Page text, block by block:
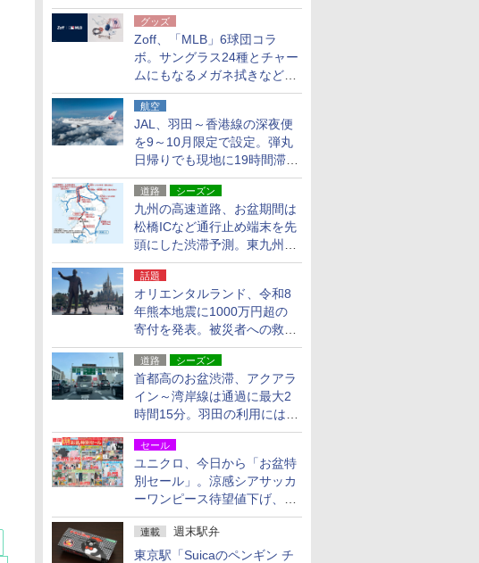
分、えきねっと限定
グッズ
Zoff、「MLB」6球団コラ
ボ。サングラス24種とチャー
ムにもなるメガネ拭きなど雑
貨24種
航空
JAL、羽田～香港線の深夜便
を9～10月限定で設定。弾丸
日帰りでも現地に19時間滞在
できる
道路 シーズン
九州の高速道路、お盆期間は
松橋ICなど通行止め端末を先
頭にした渋滞予測。東九州道
への迂回は料金調整を実施
話題
オリエンタルランド、令和8
年熊本地震に1000万円超の
寄付を発表。被災者への救援
活動・復旧支援
道路 シーズン
首都高のお盆渋滞、アクアラ
イン～湾岸線は通過に最大2
時間15分。羽田の利用には
「空港西出口」の利用検討を
セール
ユニクロ、今日から「お盆特
別セール」。涼感シアサッカ
ーワンピース待望値下げ、撥
水ギアショーツは1990円に
連載 週末駅弁
東京駅「Suicaのペンギン チ